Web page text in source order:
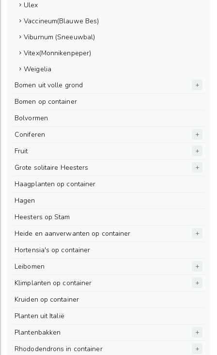
Ulex
Vaccineum(Blauwe Bes)
Viburnum (Sneeuwbal)
Vitex(Monnikenpeper)
Weigelia
Bomen uit volle grond
Bomen op container
Bolvormen
Coniferen
Fruit
Grote solitaire Heesters
Haagplanten op container
Hagen
Heesters op Stam
Heide en aanverwanten op container
Hortensia's op container
Leibomen
Klimplanten op container
Kruiden op container
Planten uit Italië
Plantenbakken
Rhododendrons in container